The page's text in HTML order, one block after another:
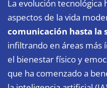
La evolución tecnológica
aspectos de la vida
comunicación hasta la
infiltrando en áreas más
el bienestar físico y
que ha comenzado a